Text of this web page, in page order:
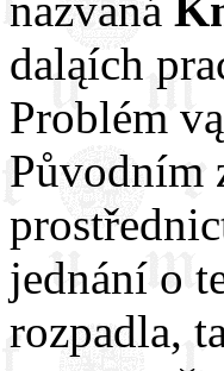
daląích
Problém
Původním
jednání o
rozpadla,